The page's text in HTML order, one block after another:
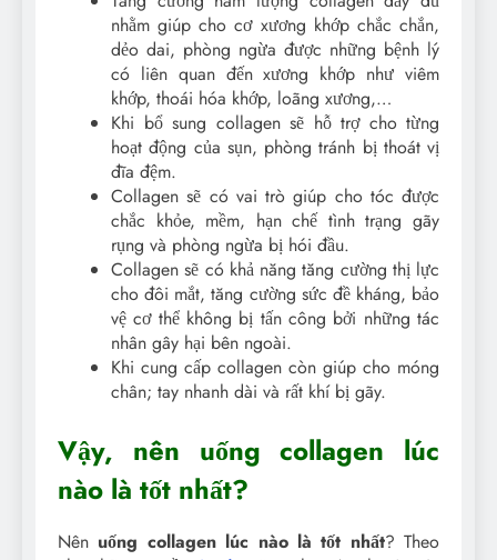
nhằm giúp cho cơ xương khớp chắc chắn,
dẻo dai, phòng ngừa được những bệnh lý
có liên quan đến xương khớp như viêm
khớp, thoái hóa khớp, loãng xương,…
Khi bổ sung collagen sẽ hỗ trợ cho từng
hoạt động của sụn, phòng tránh bị thoát vị
đĩa đệm.
Collagen sẽ có vai trò giúp cho tóc được
chắc khỏe, mềm, hạn chế tình trạng gãy
rụng và phòng ngừa bị hói đầu.
Collagen sẽ có khả năng tăng cường thị lực
cho đôi mắt, tăng cường sức đề kháng, bảo
vệ cơ thể không bị tấn công bởi những tác
nhân gây hại bên ngoài.
Khi cung cấp collagen còn giúp cho móng
chân; tay nhanh dài và rất khí bị gãy.
Vậy, nên uống collagen lúc
nào là tốt nhất?
Nên uống collagen lúc nào là tốt nhất? Theo